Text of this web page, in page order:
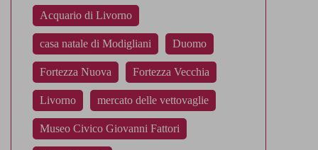
Acquario di Livorno
casa natale di Modigliani Duomo
Fortezza Nuova Fortezza Vecchia
Livorno mercato delle vettovaglie
Museo Civico Giovanni Fattori